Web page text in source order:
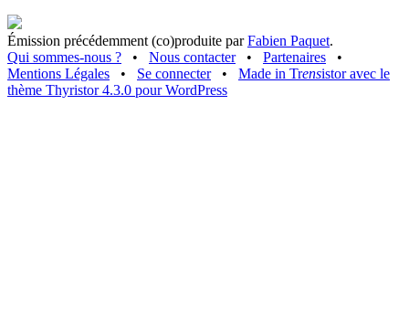
Émission précédemment (co)produite parFabien Paquet.
Qui sommes-nous ?
• Nous contacter • Partenaires
•
Mentions Légales
• Se connecter • Made in Trensistor avec le
thème Thyristor 4.3.0 pour WordPress